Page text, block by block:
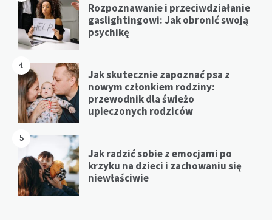
Rozpoznawanie i przeciwdziałanie
gaslightingowi: Jak obronić swoją
psychikę
4
Jak skutecznie zapoznać psa z
nowym członkiem rodziny:
przewodnik dla świeżo
upieczonych rodziców
5
Jak radzić sobie z emocjami po
krzyku na dzieci i zachowaniu się
niewłaściwie